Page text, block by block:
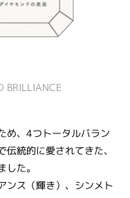
BRILLIANCE
め、4つトータルバラン
統的に愛されてきた、
た。
ンス（輝き）、シンメト